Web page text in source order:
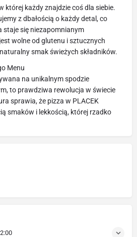
której każdy znajdzie coś dla siebie.
z dbałością o każdy detal, co
staje się niezapomnianym
wolne od glutenu i sztucznych
smak świeżych składników.
Menu
na unikalnym spodzie
to prawdziwa rewolucja w świecie
sprawia, że pizza w PLACEK
smaków i lekkością, której rzadko